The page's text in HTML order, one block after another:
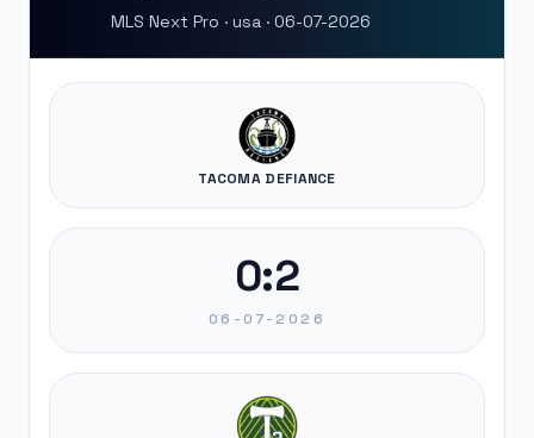
MLS Next Pro · usa · 06-07-2026
TACOMA DEFIANCE
0:2
06-07-2026